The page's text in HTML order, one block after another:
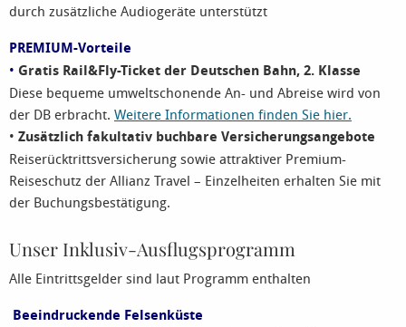
durch zusätzliche Audiogeräte unterstützt
PREMIUM-Vorteile
• Gratis Rail&Fly-Ticket der Deutschen Bahn, 2. Klasse
Diese bequeme umweltschonende An- und Abreise wird von
der DB erbracht. Weitere Informationen finden Sie hier.
• Zusätzlich fakultativ buchbare Versicherungsangebote
Reiserücktrittsversicherung sowie attraktiver Premium-
Reiseschutz der Allianz Travel – Einzelheiten erhalten Sie mit
der Buchungsbestätigung.
Unser Inklusiv-Ausflugsprogramm
Alle Eintrittsgelder sind laut Programm enthalten
Beeindruckende Felsenküste